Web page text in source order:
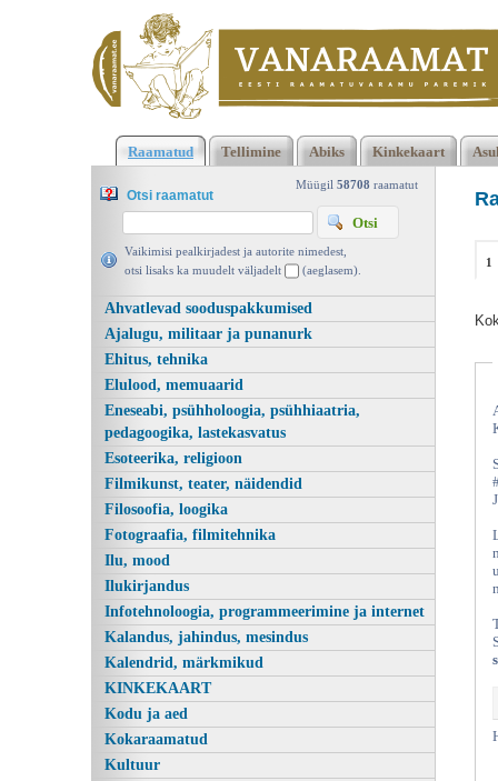
2473 2474 Kokku 123668 raamatut lisamise järjekorras, 2474
leheküljelKasutatud raamatud | Vanaraamat. ee raamatupood
Raamatud Tellimine Abiks Kinkekaart
Müügil 58708 raamatut
Otsi raamatut
Vaikimisi pealkirjadest ja autorite nimedest,
otsi lisaks ka muudelt väljadelt
(aeglasem).
Ahvatlevad sooduspakkumised
Ajalugu, militaar ja punanurk
Ehitus, tehnika
Elulood, memuaarid
Eneseabi, psühholoogia, psühhiaatria,
pedagoogika, lastekasvatus
Esoteerika, religioon
Filmikunst, teater, näidendid
Filosoofia, loogika
Fotograafia, filmitehnika
Ilu, mood
Ilukirjandus
Infotehnoloogia, programmeerimine ja internet
Kalandus, jahindus, mesindus
Kalendrid, märkmikud
KINKEKAART
Kodu ja aed
Kokaraamatud
Kultuur
1